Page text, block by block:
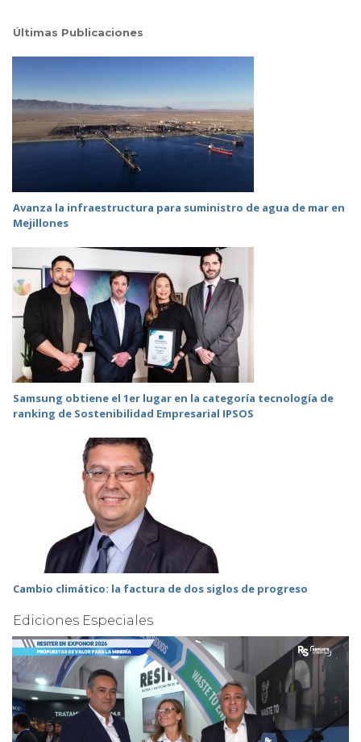
Últimas Publicaciones
Avanza la infraestructura para suministro de agua de mar en
Mejillones
Samsung obtiene el 1er lugar en la categoría tecnología de
ranking de Sostenibilidad Empresarial IPSOS
Cambio climático: la factura de dos siglos de progreso
Ediciones Especiales